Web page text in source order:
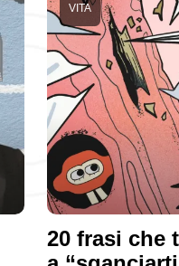
20 frasi che
VITA